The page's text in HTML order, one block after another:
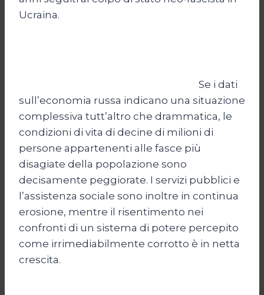
Ucraina.
Se i dati
sull’economia russa indicano una situazione
complessiva tutt’altro che drammatica, le
condizioni di vita di decine di milioni di
persone appartenenti alle fasce più
disagiate della popolazione sono
decisamente peggiorate. I servizi pubblici e
l’assistenza sociale sono inoltre in continua
erosione, mentre il risentimento nei
confronti di un sistema di potere percepito
come irrimediabilmente corrotto è in netta
crescita.